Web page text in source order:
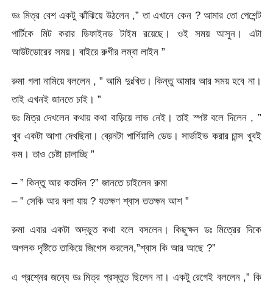
ডঃ মিত্র বেশ একটু ঝাঁঝিয়ে উঠলেন ,” তা এখানে কেন ? আমার তো পেশেন্ট
পার্টিকে মিট করার ডিফাইনড টাইম রয়েছে। ওই সময় আসুন। এটা
আউটডোরের সময়। বাইরে রুগীর লম্বা লাইন ”
রুমা গলা নামিয়ে বললেন , ” আমি দুঃখিত। কিন্তু আমার আর সময় হবে না।
তাই এখনই জানতে চাই। ”
ডঃ মিত্র দেখলেন কথায় কথা বাড়িয়ে লাভ নেই। তাই স্পষ্ট বলে দিলেন , ”
খুব একটা আশা দেখছিনা। ব্রেনটা পার্শিয়ালি ডেড। সার্ভাইভ করার চান্স খুবই
কম। তাও চেষ্টা চালাচ্ছি ”
– ” কিন্তু আর কতদিন ?” জানতে চাইলেন রুমা
– ” সেকি আর বলা যায় ? যতক্ষণ শ্বাস ততক্ষন আশ ”
রুমা এবার একটা অদ্ভুত কথা বলে বসলেন। কিছুক্ষন ডঃ মিত্রের দিকে
অপলক দৃষ্টিতে তাকিয়ে জিগেস করলেন,”শ্বাস কি আর আছে ?”
এ প্রশ্নের জন্যে ডঃ মিত্র প্রস্তুত ছিলেন না। একটু রেগেই বললেন ,” কি